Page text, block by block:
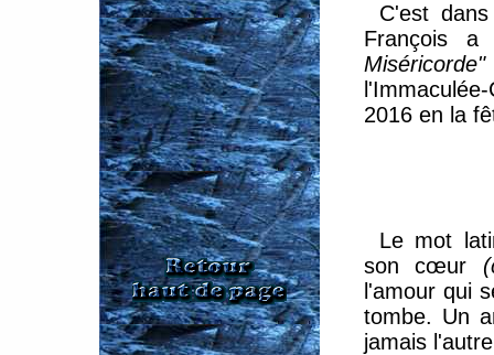
C'est
François
Miséricorde"
2016 en la
Le mot
son cœur
l'amour qui
tombe. Un
jamais